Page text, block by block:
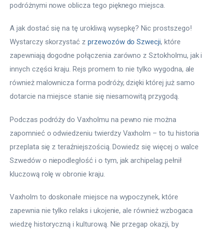
podróżnymi nowe oblicza tego pięknego miejsca.
A jak dostać się na tę urokliwą wysepkę? Nic prostszego!
Wystarczy skorzystać z przewozów do Szwecji, które
zapewniają dogodne połączenia zarówno z Sztokholmu, jak i
innych części kraju. Rejs promem to nie tylko wygodna, ale
również malownicza forma podróży, dzięki której już samo
dotarcie na miejsce stanie się niesamowitą przygodą.
Podczas podróży do Vaxholmu na pewno nie można
zapomnieć o odwiedzeniu twierdzy Vaxholm – to tu historia
przeplata się z teraźniejszością. Dowiedz się więcej o walce
Szwedów o niepodległość i o tym, jak archipelag pełnił
kluczową rolę w obronie kraju.
Vaxholm to doskonałe miejsce na wypoczynek, które
zapewnia nie tylko relaks i ukojenie, ale również wzbogaca
wiedzę historyczną i kulturową. Nie przegap okazji, by